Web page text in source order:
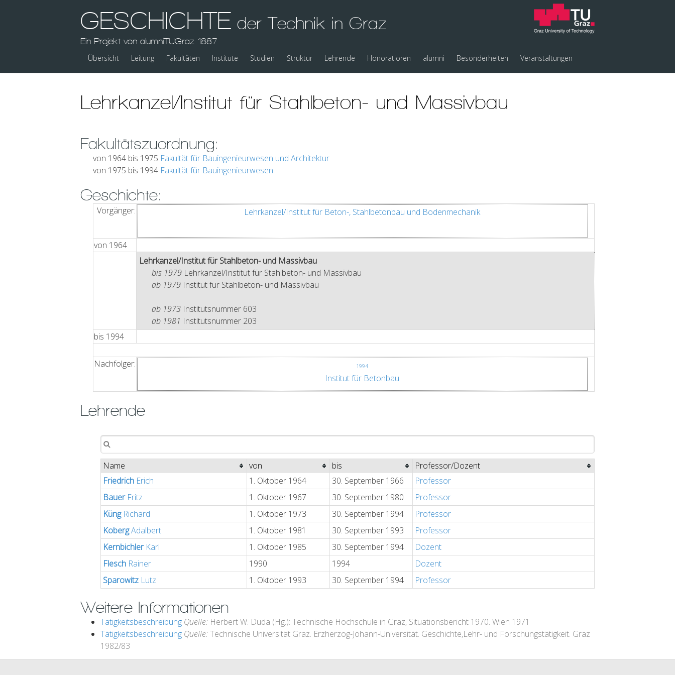
GESCHICHTE der Technik in Graz
Ein Projekt von alumniTUGraz 1887
Übersicht Leitung Fakultäten Institute Studien Struktur Lehrende Honoratioren alumni Besonderheiten Veranstaltungen
Lehrkanzel/Institut für Stahlbeton- und Massivbau
Fakultätszuordnung:
von 1964 bis 1975 Fakultät für Bauingenieurwesen und Architektur
von 1975 bis 1994 Fakultät für Bauingenieurwesen
Geschichte:
Vorgänger: Lehrkanzel/Institut für Beton-, Stahlbetonbau und Bodenmechanik
von 1964
Lehrkanzel/Institut für Stahlbeton- und Massivbau
bis 1979 Lehrkanzel/Institut für Stahlbeton- und Massivbau
ab 1979 Institut für Stahlbeton- und Massivbau
ab 1973 Institutsnummer 603
ab 1981 Institutsnummer 203
bis 1994
Nachfolger: 1994
Institut für Betonbau
Lehrende
Name von bis
Professor/Dozent
Friedrich Erich 1. Oktober 1964 30. September 1966
Professor
BauerFritz 1. Oktober 1967 30. September 1980
Professor
KüngRichard 1. Oktober 1973 30. September 1994
Professor
KobergAdalbert 1. Oktober 1981 30. September 1993
Professor
KernbichlerKarl 1. Oktober 1985 30. September 1994
Dozent
Flesch Rainer 1990 1994
Dozent
Sparowitz Lutz 1. Oktober 1993 30. September 1994 Professor
Weitere Informationen
Tätigkeitsbeschreibung Quelle: Herbert W. Duda (Hg.): Technische Hochschule in Graz, Situationsbericht 1970. Wien 1971
Tätigkeitsbeschreibung Quelle: Technische Universität Graz. Erzherzog-Johann-Universität. Geschichte,Lehr- und Forschungstätigkeit. Graz
1982/83